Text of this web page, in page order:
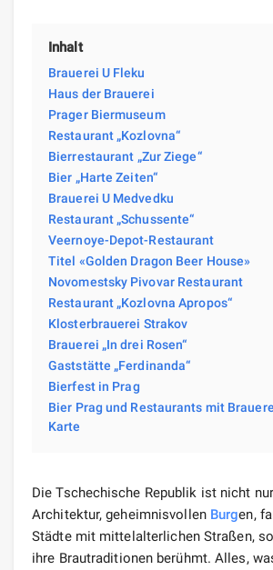
Inhalt
Brauerei U Fleku
Haus der Brauerei
Prager Biermuseum
Restaurant „Kozlovna“
Bierrestaurant „Zur Ziege“
Bier „Harte Zeiten“
Brauerei U Medvedku
Restaurant „Schussente“
Veernoye-Depot-Restaurant
Titel «Golden Dragon Beer House»
Novomestsky Pivovar Restaurant
Restaurant „Kozlovna Apropos“
Klosterbrauerei Strakov
Brauerei „In drei Rosen“
Gaststätte „Ferdinanda“
Bierfest in Prag
Bier Prag und Restaurants mit
Karte
Die Tschechische Republik ist nicht
Architektur, geheimnisvollen Burgen,
Städte mit mittelalterlichen Straßen,
ihre Brautraditionen berühmt. Alles,